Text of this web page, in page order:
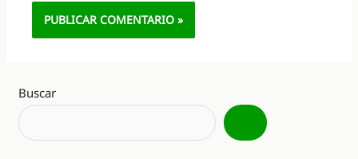
Buscar